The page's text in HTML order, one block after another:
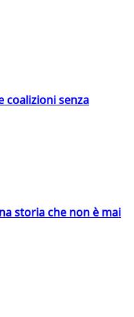
coalizioni senza
storia che non è mai